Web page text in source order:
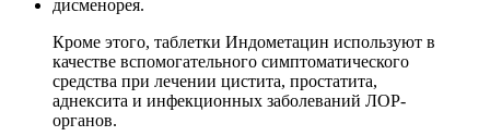
дисменорея.
Кроме этого, таблетки Индометацин используют в
качестве вспомогательного симптоматического
средства при лечении цистита, простатита,
аднексита и инфекционных заболеваний ЛОР-
органов.